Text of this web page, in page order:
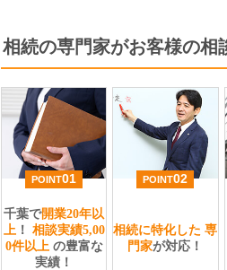
相続の専門家がお客様の相
POINT01
千葉で開業20年以
上 ！ 相談実績5,00
0件以上 の豊富な
実績！
POINT02
相続に特化した 専
門家が対応！